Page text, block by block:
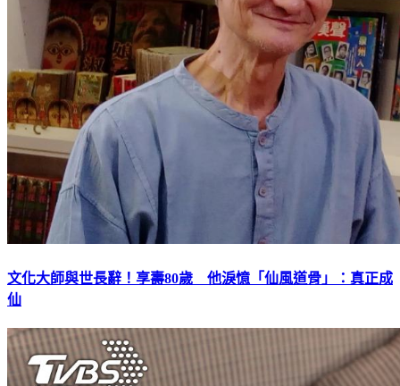
文化大師與世長辭！享壽80歲 他淚憶「仙風道骨」：真正成
仙